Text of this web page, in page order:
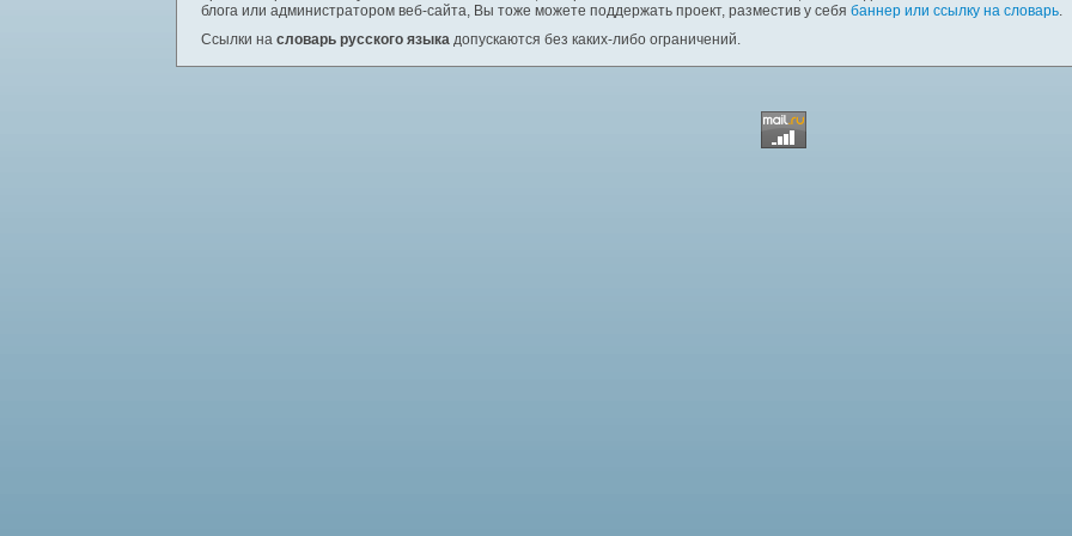
блога или администратором веб-сайта, Вы тоже можете поддержать проект, разместив у себя баннер или ссылку на словарь.
Ссылки на словарь русского языка допускаются без каких-либо ограничений.